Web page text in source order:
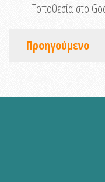
Τοποθεσία στο
Προηγούμενο